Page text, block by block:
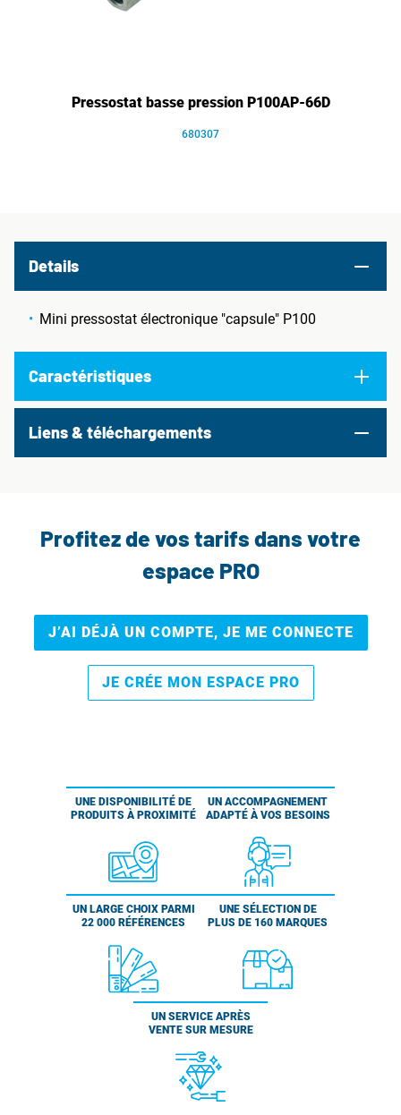
Pressostat basse pression P100AP-66D
680307
Details
Mini pressostat électronique "capsule" P100
Caractéristiques
Liens & téléchargements
Profitez de vos tarifs dans votre
espace PRO
J’AI DÉJÀ UN COMPTE, JE ME CONNECTE
JE CRÉE MON ESPACE PRO
UNE DISPONIBILITÉ DE
PRODUITS À PROXIMITÉ
UN ACCOMPAGNEMENT
ADAPTÉ À VOS BESOINS
UN LARGE CHOIX PARMI
22 000 RÉFÉRENCES
UNE SÉLECTION DE
PLUS DE 160 MARQUES
UN SERVICE APRÈS
VENTE SUR MESURE